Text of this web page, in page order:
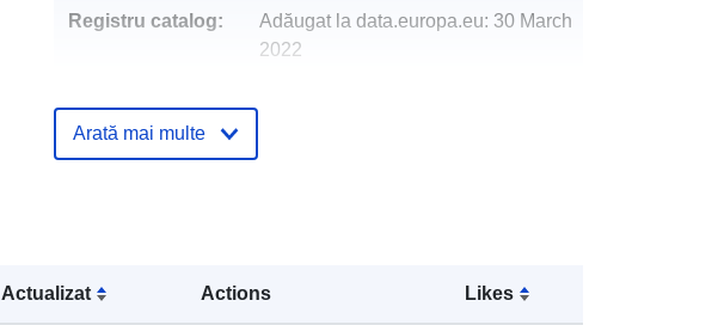
Actualizat Actions Likes
Registru catalog: Adăugat la data.europa.eu: 30 March
2022
Arată mai multe